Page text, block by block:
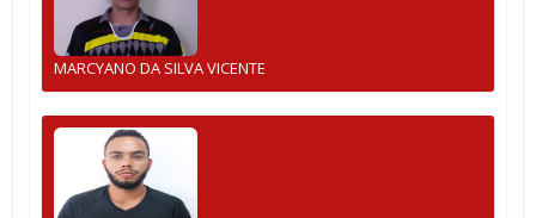
MARCYANO DA SILVA VICENTE